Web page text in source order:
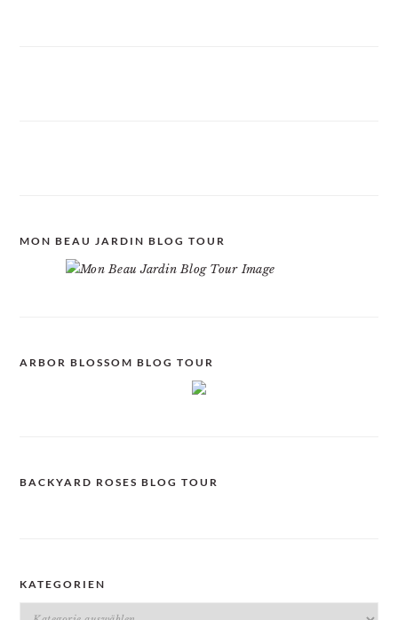
MON BEAU JARDIN BLOG TOUR
ARBOR BLOSSOM BLOG TOUR
BACKYARD ROSES BLOG TOUR
KATEGORIEN
Kategorien